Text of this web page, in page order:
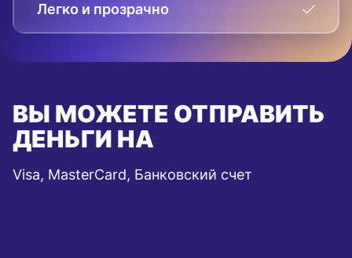
Легко и прозрачно
ВЫ МОЖЕТЕ ОТПРАВИТЬ
ДЕНЬГИ НА
Visa, MasterCard, Банковский счет